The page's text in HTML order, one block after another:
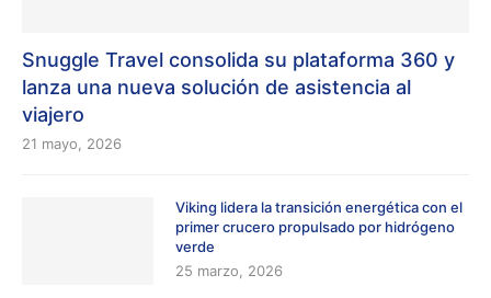
Snuggle Travel consolida su plataforma 360 y
lanza una nueva solución de asistencia al
viajero
21 mayo, 2026
Viking lidera la transición energética con el
primer crucero propulsado por hidrógeno
verde
25 marzo, 2026